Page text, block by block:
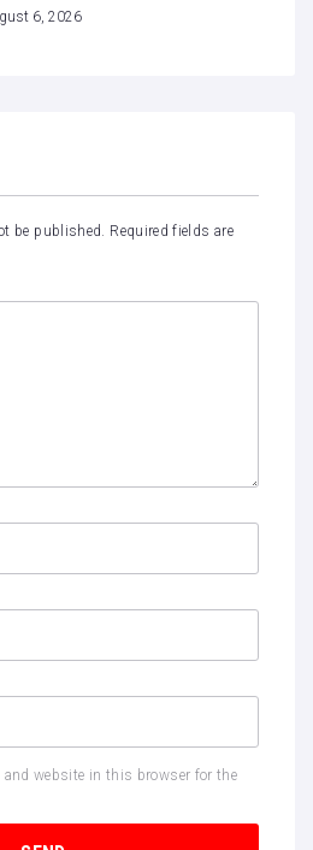
6, 2026
be published. Required fields are
and website in this browser for the